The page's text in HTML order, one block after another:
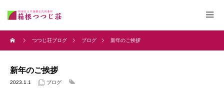
つつじ荘ブログ ブログ 新年のご挨拶
新年のご挨拶
2023.1.1 ブログ